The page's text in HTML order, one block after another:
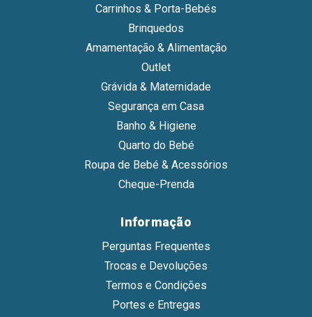
Carrinhos & Porta-Bebés
Brinquedos
Amamentação & Alimentação
Outlet
Grávida & Maternidade
Segurança em Casa
Banho & Higiene
Quarto do Bebé
Roupa de Bebé & Acessórios
Cheque-Prenda
Informação
Perguntas Frequentes
Trocas e Devoluções
Termos e Condições
Portes e Entregas